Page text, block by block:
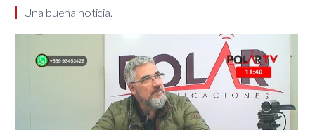
Una buena noticia.